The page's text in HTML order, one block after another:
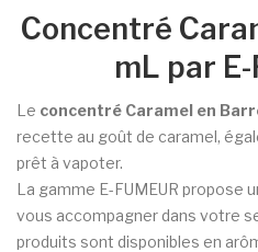
Concentré
mL par
Le concentré Caramel en
recette au goût de caramel,
prêt à vapoter.
La gamme E-FUMEUR propose
vous accompagner dans votre
produits sont disponibles en